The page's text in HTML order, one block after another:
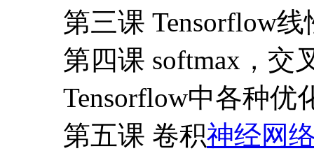
第三课 Tensorflow
第四课 softmax，交
Tensorflow中各种优
第五课 卷积神经网